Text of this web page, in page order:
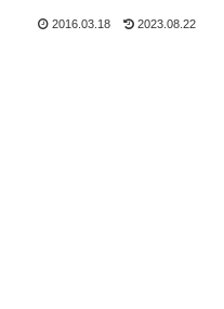
2016.03.18 2023.08.22